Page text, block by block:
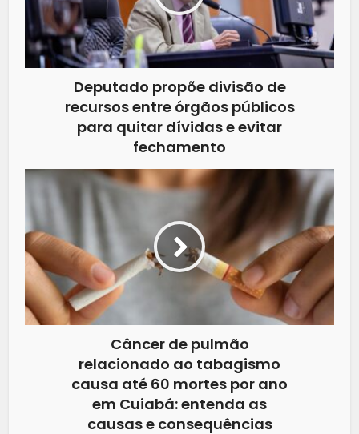
Deputado propõe divisão de
recursos entre órgãos públicos
para quitar dívidas e evitar
fechamento
Câncer de pulmão
relacionado ao tabagismo
causa até 60 mortes por ano
em Cuiabá: entenda as
causas e consequências